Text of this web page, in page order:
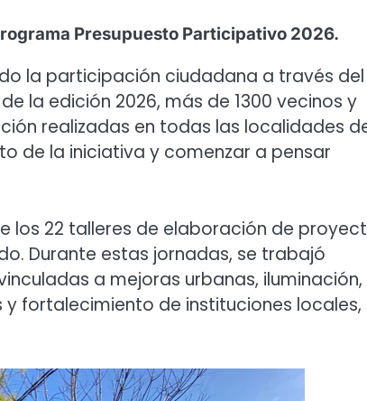
Presupuesto Participativo 2026.
la participación ciudadana a través del
la edición 2026, más de 1300 vecinos y
realizadas en todas las localidades
de la iniciativa y comenzar a pensar
los 22 talleres de elaboración de
Durante estas jornadas, se trabajó
a mejoras urbanas, iluminación,
fortalecimiento de instituciones locales,